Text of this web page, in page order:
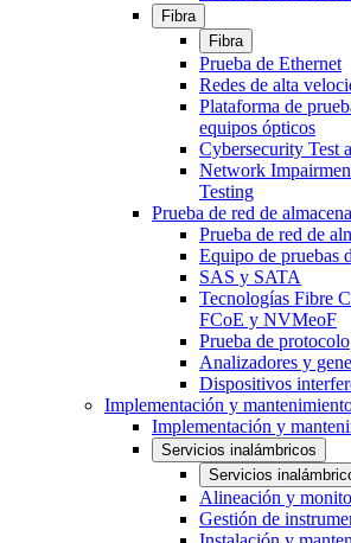
Fibra
Fibra
Prueba de Ethernet
Redes de alta
Plataforma de
equipos ópticos
Cybersecurity Test
Network
Testing
Prueba de red de
Prueba de red de
Equipo de pruebas
SAS y SATA
Tecnologías Fibre
FCoE y NVMeoF
Prueba de protocolo
Analizadores y
Dispositivos
Implementación y
Implementación y
Servicios inalámbricos
Servicios
Alineación y
Gestión de